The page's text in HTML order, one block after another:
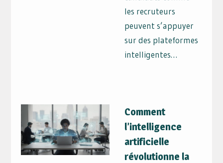
les recruteurs
peuvent s’appuyer
sur des plateformes
intelligentes…
Comment
l’intelligence
artificielle
révolutionne la